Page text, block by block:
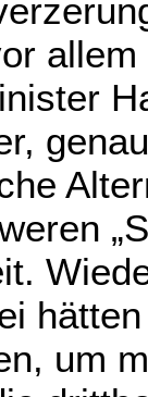
um